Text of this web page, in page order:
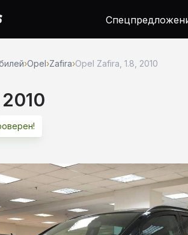
›Opel›Zafira›Opel Zafira, 1.8, 2010